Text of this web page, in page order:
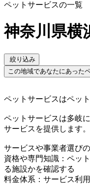
ペットサービスの一覧
神奈川県横
絞り込み
この地域であなたにあった
ペットサービスはペッ
ペットサービスは多岐
サービスを提供します。
サービスや事業者選び
資格や専門知識：ペッ
る施設かを確認する
料金体系：サービス利